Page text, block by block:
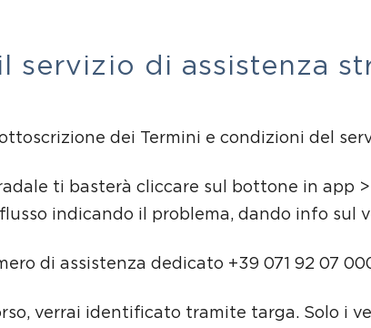
servizio di assistenza
dei Termini e condizioni del
ti basterà cliccare sul bottone in app
indicando il problema, dando info sul
di assistenza dedicato +39 071 92 07
verrai identificato tramite targa. Solo i